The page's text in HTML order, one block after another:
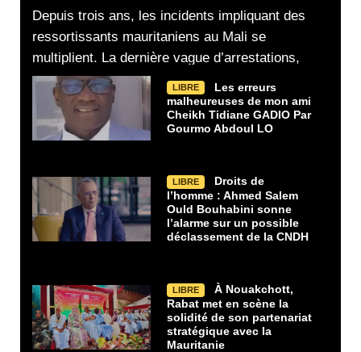
Depuis trois ans, les incidents impliquant des
ressortissants mauritaniens au Mali se
multiplient. La dernière vague d’arrestations,
LIBRE
Les erreurs
malheureuses de mon ami
Cheikh Tidiane GADIO Par
Gourmo Abdoul LO
LIBRE
Droits de
l’homme : Ahmed Salem
Ould Bouhabini sonne
l’alarme sur un possible
déclassement de la CNDH
LIBRE
À Nouakchott,
Rabat met en scène la
solidité de son partenariat
stratégique avec la
Mauritanie